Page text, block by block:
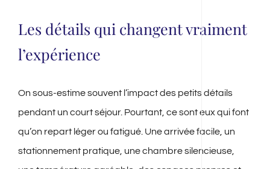
Les détails qui changent vraiment
l’expérience
On sous-estime souvent l’impact des petits détails
pendant un court séjour. Pourtant, ce sont eux qui font
qu’on repart léger ou fatigué. Une arrivée facile, un
stationnement pratique, une chambre silencieuse,